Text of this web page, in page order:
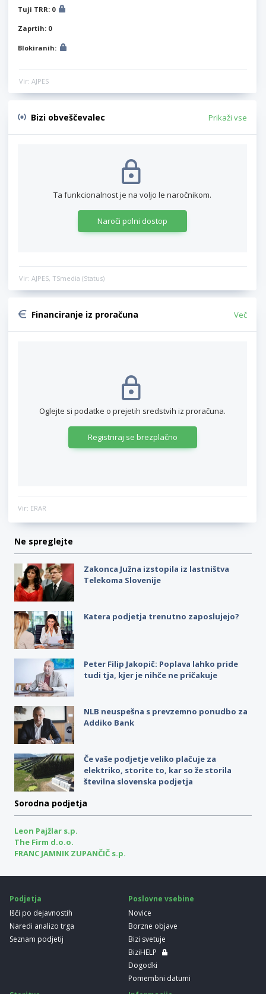
Tuji TRR: 0
Zaprtih: 0
Blokiranih:
Vir: AJPES
Bizi obveščevalec Prikaži vse
Ta funkcionalnost je na voljo le naročnikom.
Naroči polni dostop
Vir: AJPES, TSmedia (Status)
Financiranje iz proračuna Več
Oglejte si podatke o prejetih sredstvih iz proračuna.
Registriraj se brezplačno
Vir: ERAR
Ne spreglejte
Zakonca Južna izstopila iz lastništva
Telekoma Slovenije
Katera podjetja trenutno zaposlujejo?
Peter Filip Jakopič: Poplava lahko pride
tudi tja, kjer je nihče ne pričakuje
NLB neuspešna s prevzemno ponudbo za
Addiko Bank
Če vaše podjetje veliko plačuje za
elektriko, storite to, kar so že storila
številna slovenska podjetja
Sorodna podjetja
Leon Pajžlar s.p.
The Firm d.o.o.
FRANC JAMNIK ZUPANČIČ s.p.
Podjetja
Išči po dejavnostih
Naredi analizo trga
Seznam podjetij
Poslovne vsebine
Novice
Borzne objave
Bizi svetuje
BiziHELP
Dogodki
Pomembni datumi